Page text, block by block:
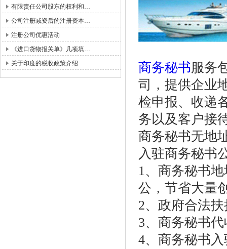
有限责任公司股东的权利和…
公司注册减资后的注册资本…
注册公司优惠活动
《进口货物报关单》几项填…
关于印度的税收政策介绍
商务秘书服务
司，提供企业
检申报、收递
务以及客户接
商务秘书无地
入驻商务秘书
1、商务秘书
公，节省大量
2、政府合法
3、商务秘书
4、商务秘书